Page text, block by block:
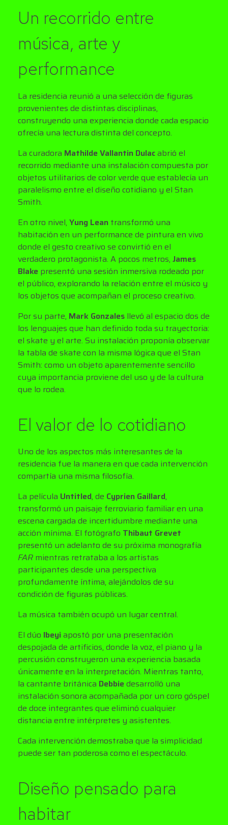
Un recorrido entre
música, arte y
performance
La residencia reunió a una selección de figuras
provenientes de distintas disciplinas,
construyendo una experiencia donde cada espacio
ofrecía una lectura distinta del concepto.
La curadora Mathilde Vallantin Dulacabrió el
recorrido mediante una instalación compuesta por
objetos utilitarios de color verde que establecía un
paralelismo entre el diseño cotidiano y el Stan
Smith.
En otro nivel, Yung Lean transformó una
habitación en un performance de pintura en vivo
donde el gesto creativo se convirtió en el
verdadero protagonista. A pocos metros, James
Blake presentó una sesión inmersiva rodeado por
el público, explorando la relación entre el músico y
los objetos que acompañan el proceso creativo.
Por su parte, Mark Gonzales llevó al espacio dos de
los lenguajes que han definido toda su trayectoria:
el skate y el arte. Su instalación proponía observar
la tabla de skate con la misma lógica que el Stan
Smith: como un objeto aparentemente sencillo
cuya importancia proviene del uso y de la cultura
que lo rodea.
El valor de lo cotidiano
Uno de los aspectos más interesantes de la
residencia fue la manera en que cada intervención
compartía una misma filosofía.
La película Untitled, de Cyprien Gaillard,
transformó un paisaje ferroviario familiar en una
escena cargada de incertidumbre mediante una
acción mínima. El fotógrafo Thibaut Grevet
presentó un adelanto de su próxima monografía
FAR mientras retrataba a los artistas
participantes desde una perspectiva
profundamente íntima, alejándolos de su
condición de figuras públicas.
La música también ocupó un lugar central.
El dúo Ibeyiapostó por una presentación
despojada de artificios, donde la voz, el piano y la
percusión construyeron una experiencia basada
únicamente en la interpretación. Mientras tanto,
la cantante británica Debbiedesarrolló una
instalación sonora acompañada por un coro góspel
de doce integrantes que eliminó cualquier
distancia entre intérpretes y asistentes.
Cada intervención demostraba que la simplicidad
puede ser tan poderosa como el espectáculo.
Diseño pensado para
habitar